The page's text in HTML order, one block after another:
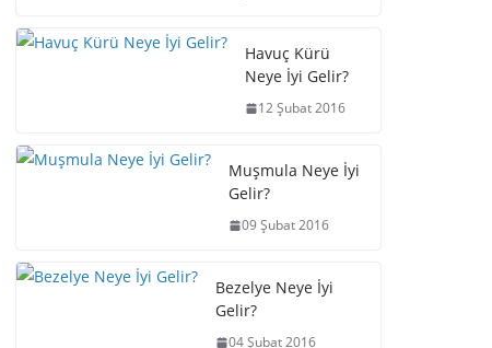
Havuç Kürü
Neye İyi Gelir?
12 Şubat 2016
Muşmula Neye İyi
Gelir?
09 Şubat 2016
Bezelye Neye İyi
Gelir?
04 Şubat 2016